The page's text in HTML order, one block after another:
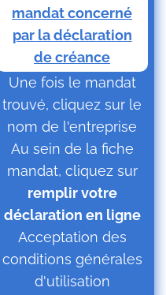
mandat concerné
par la déclaration
de créance
Une fois le mandat
trouvé, cliquez sur le
nom de l'entreprise
Au sein de la fiche
mandat, cliquez sur
remplir votre
déclaration en ligne
Acceptation des
conditions générales
d'utilisation